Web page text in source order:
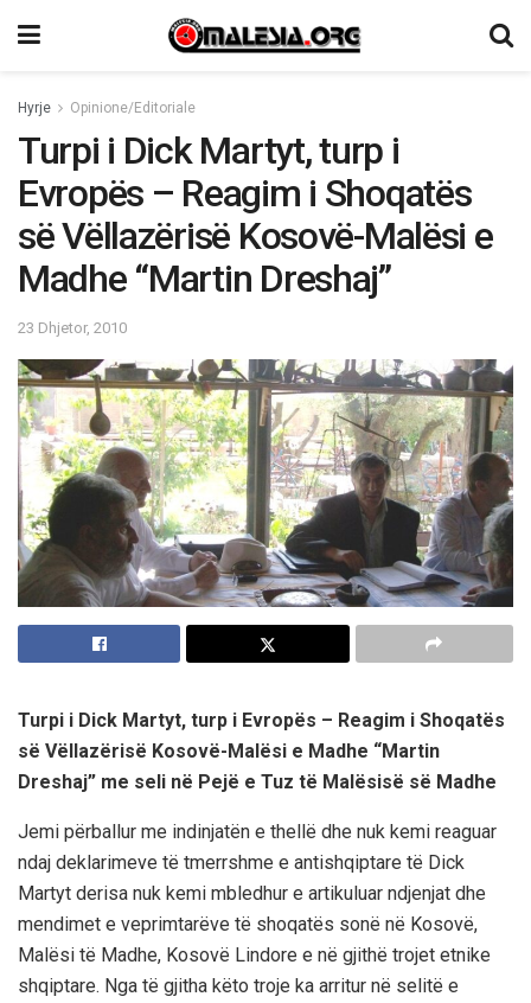
Hyrje Opinione/Editoriale
Turpi i Dick Martyt, turp i
Evropës – Reagim i Shoqatës
së Vëllazërisë Kosovë-Malësi e
Madhe “Martin Dreshaj”
23 Dhjetor, 2010
Turpi i Dick Martyt, turp i Evropës – Reagim i Shoqatës
së Vëllazërisë Kosovë-Malësi e Madhe “Martin
Dreshaj” me seli në Pejë e Tuz të Malësisë së Madhe
Jemi përballur me indinjatën e thellë dhe nuk kemi reaguar
ndaj deklarimeve të tmerrshme e antishqiptare të Dick
Martyt derisa nuk kemi mbledhur e artikuluar ndjenjat dhe
mendimet e veprimtarëve të shoqatës sonë në Kosovë,
Malësi të Madhe, Kosovë Lindore e në gjithë trojet etnike
shqiptare. Nga të gjitha këto troje ka arritur në selitë e